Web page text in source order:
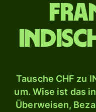
Tausche CHF zu
um. Wise ist das
Überweisen,